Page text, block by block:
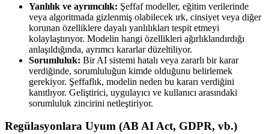
Yanlılık ve ayrımcılık: Şeffaf modeller, eğitim verilerinde
veya algoritmada gizlenmiş olabilecek ırk, cinsiyet veya diğer
korunan özelliklere dayalı yanlılıkları tespit etmeyi
kolaylaştırıyor. Modelin hangi özellikleri ağırlıklandırdığı
anlaşıldığında, ayrımcı kararlar düzeltiliyor.
Sorumluluk: Bir AI sistemi hatalı veya zararlı bir karar
verdiğinde, sorumluluğun kimde olduğunu belirlemek
gerekiyor. Şeffaflık, modelin neden bu kararı verdiğini
kanıtlıyor. Geliştirici, uygulayıcı ve kullanıcı arasındaki
sorumluluk zincirini netleştiriyor.
Regülasyonlara Uyum (AB AI Act, GDPR, vb.)